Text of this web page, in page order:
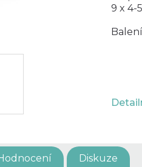
9 x 4-
Diskuze